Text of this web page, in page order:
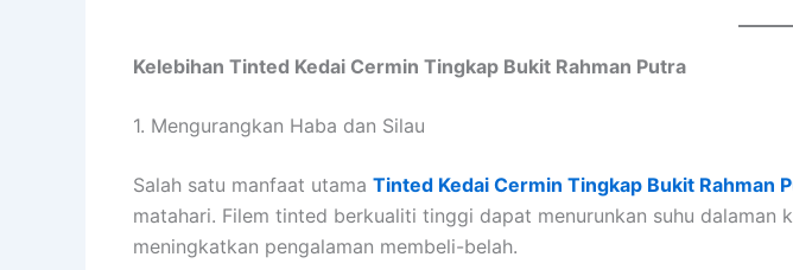
Kelebihan Tinted Kedai Cermin Tingkap Bukit Rahman Putra
1. Mengurangkan Haba dan Silau
Salah satu manfaat utama Tinted Kedai Cermin Tingkap Bukit Rahman
matahari. Filem tinted berkualiti tinggi dapat menurunkan suhu dalaman
meningkatkan pengalaman membeli-belah.